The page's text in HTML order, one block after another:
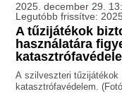
2025. december 29.
Legutóbb frissítve:
A tűzijátékok
használatára
A szilveszteri tűzijátékok
katasztrófavédelem.